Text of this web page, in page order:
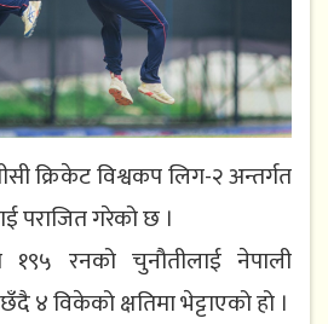
क्रिकेट विश्वकप लिग-२ अन्तर्गत
पराजित गरेको छ ।
१९५ रनको चुनौतीलाई नेपाली
४ विकेको क्षतिमा भेट्टाएको हो ।